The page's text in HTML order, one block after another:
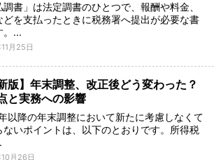
調書」は法定調書のひとつで、報酬や料金、
どを支払ったときに税務署へ提出が必要な書
。...
月25日
版】年末調整、改正後どう変わった？
と実務への影響
以降の年末調整において新たに考慮しなくて
ないポイントは、以下のとおりです。所得税
月26日